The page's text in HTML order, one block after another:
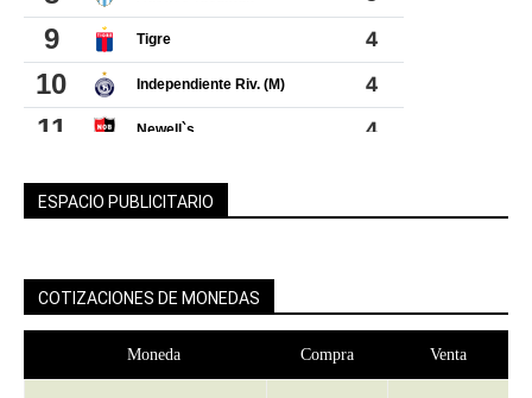
ESPACIO PUBLICITARIO
COTIZACIONES DE MONEDAS
Moneda Compra Venta